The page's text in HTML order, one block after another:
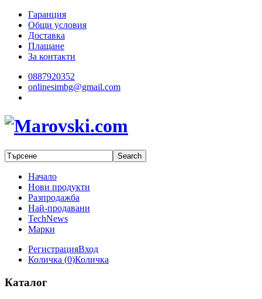
Гаранция
Общи условия
Доставка
Плащане
За контакти
0887920352
onlinesimbg@gmail.com
Начало
Нови продукти
Разпродажба
Най-продавани
TechNews
Марки
РегистрацияВход
Количка (0)Количка
Каталог